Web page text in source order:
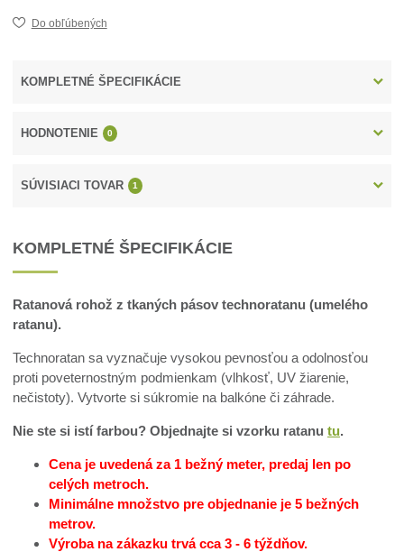
Do obľúbených
KOMPLETNÉ ŠPECIFIKÁCIE
HODNOTENIE 0
SÚVISIACI TOVAR 1
KOMPLETNÉ ŠPECIFIKÁCIE
Ratanová rohož z tkaných pásov technoratanu (umelého
ratanu).
Technoratan sa vyznačuje vysokou pevnosťou a odolnosťou
proti poveternostným podmienkam (vlhkosť, UV žiarenie,
nečistoty). Vytvorte si súkromie na balkóne či záhrade.
Nie ste si istí farbou? Objednajte si vzorku ratanutu.
Cena je uvedená za 1 bežný meter, predaj len po
celých metroch.
Minimálne množstvo pre objednanie je 5 bežných
metrov.
Výroba na zákazku trvá cca 3 - 6 týždňov.